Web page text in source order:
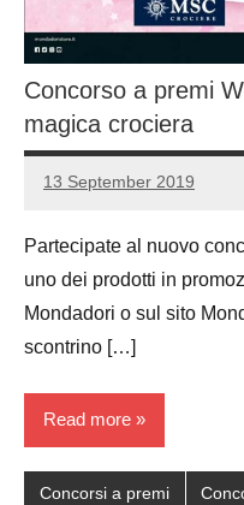
Concorso a premi
magica crociera
13 September 2019
Luca
No
Partecipate al nuovo
uno dei prodotti in
Mondadori o sul sito
scontrino […]
Read more
Concorsi a premi